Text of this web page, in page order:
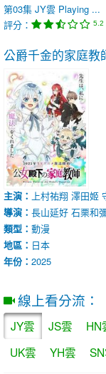
第03集 JY雲 Playing ...
評分：
5.2
公爵千金的家庭教
主演： 上村祐翔 澤田姬
導演： 長山延好 石栗和
類型： 動漫
地區： 日本
年份： 2025
線上看分流：
JY雲 JS雲 HN
UK雲
YH雲